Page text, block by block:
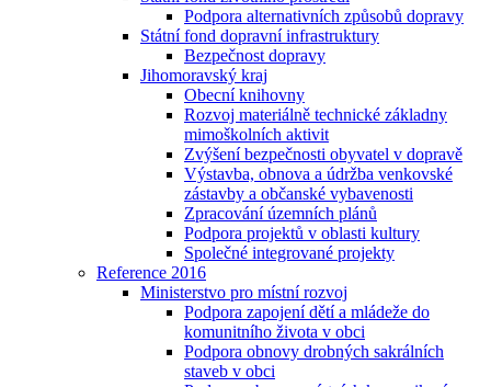
Podpora alternativních způsobů dopravy
Státní fond dopravní infrastruktury
Bezpečnost dopravy
Jihomoravský kraj
Obecní knihovny
Rozvoj materiálně technické základny
mimoškolních aktivit
Zvýšení bezpečnosti obyvatel v dopravě
Výstavba, obnova a údržba venkovské
zástavby a občanské vybavenosti
Zpracování územních plánů
Podpora projektů v oblasti kultury
Společné integrované projekty
Reference 2016
Ministerstvo pro místní rozvoj
Podpora zapojení dětí a mládeže do
komunitního života v obci
Podpora obnovy drobných sakrálních
staveb v obci